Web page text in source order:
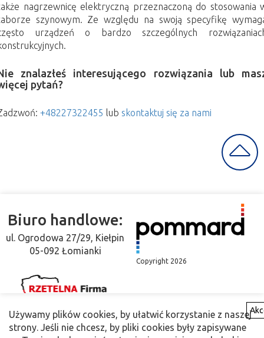
nagrzewnicę elektryczną przeznaczoną do stosowania
szynowym. Ze względu na swoją specyfikę
urządzeń o bardzo szczególnych
znalazłeś interesującego rozwiązania lub
pytań?
+48227322455 lub skontaktuj się za nami
Skroluj
do
góry
Biuro handlowe:
ul. Ogrodowa 27/29, Kiełpin
05-092 Łomianki
Copyright 2026
Używamy plików cookies, by ułatwić korzystanie z naszej
strony. Jeśli nie chcesz, by pliki cookies były zapisywane